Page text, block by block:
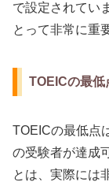
で設定されてい
とって非常に重
TOEICの最低
TOEICの最低点
の受験者が達成
とは、実際には